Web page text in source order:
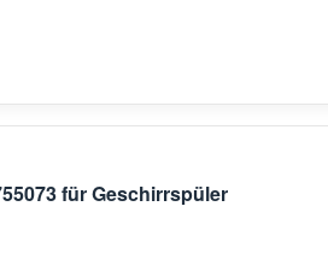
für Geschirrspüler